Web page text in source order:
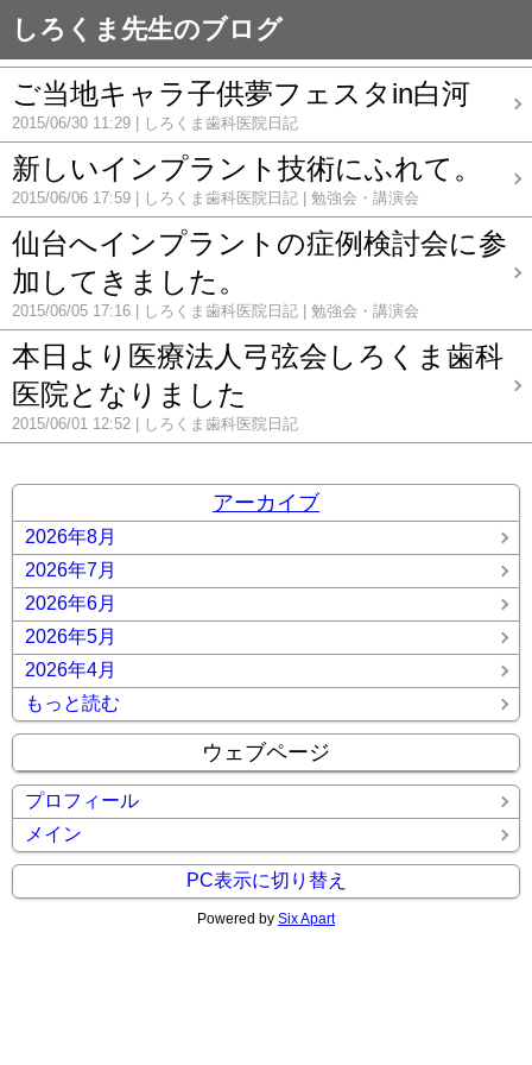
しろくま先生のブログ
ご当地キャラ子供夢フェスタin白河
2015/06/30 11:29 しろくま歯科医院日記
新しいインプラント技術にふれて。
2015/06/06 17:59 しろくま歯科医院日記 勉強会・講演会
仙台へインプラントの症例検討会に参
加してきました。
2015/06/05 17:16 しろくま歯科医院日記 勉強会・講演会
本日より医療法人弓弦会しろくま歯科
医院となりました
2015/06/01 12:52 しろくま歯科医院日記
アーカイブ
2026年8月
2026年7月
2026年6月
2026年5月
2026年4月
もっと読む
ウェブページ
プロフィール
メイン
PC表示に切り替え
Powered by Six Apart